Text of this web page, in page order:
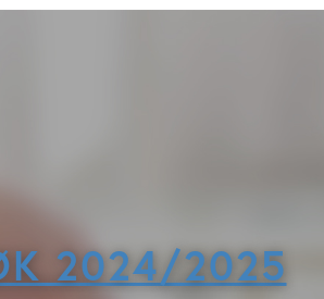
2024/2025